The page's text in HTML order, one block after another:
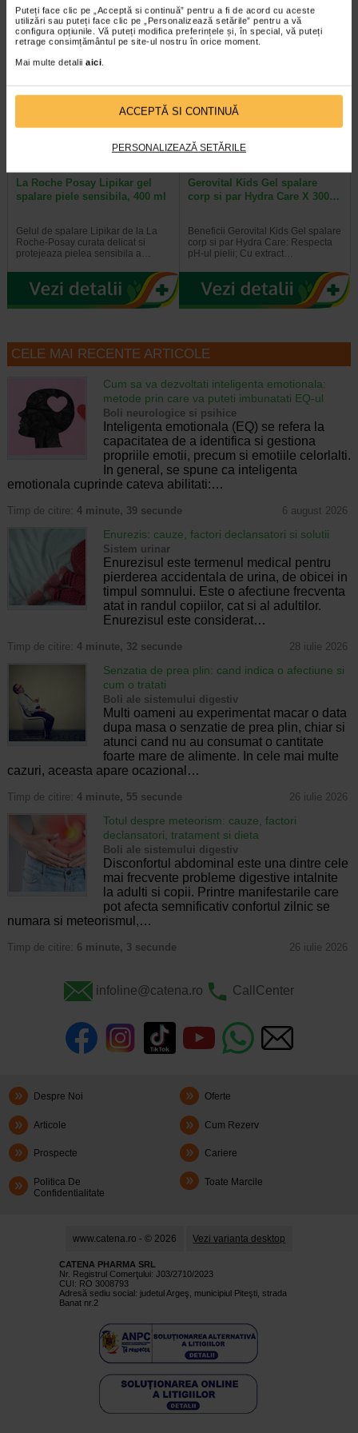
Puteți face clic pe „Acceptă si continuă” pentru a fi de acord cu aceste
utilizări sau puteți face clic pe „Personalizează setările” pentru a vă
configura opțiunile. Vă puteți modifica preferințele și, în special, vă puteți
retrage consimțământul pe site-ul nostru în orice moment.
Mai multe detalii aici.
ACCEPTĂ SI CONTINUĂ
PERSONALIZEAZĂ SETĂRILE
-35% Preț întreg:
Preț redus: 50.77 Lei
La Roche Posay Lipikar gel
spalare piele sensibila, 400 ml
Gelul de spalare Lipikar de la La
Roche-Posay curata delicat si
protejeaza pielea sensibila a…
Gerovital Kids Gel spalare
corp si par Hydra Care X 300…
Beneficii Gerovital Kids Gel spalare
corp si par Hydra Care: Respecta
pH-ul pielii; Cu extract…
CELE MAI RECENTE ARTICOLE
Cum sa va dezvoltati inteligenta emotionala:
metode prin care va puteti imbunatati EQ-ul
Boli neurologice si psihice
Inteligenta emotionala (EQ) se refera la
capacitatea de a identifica si gestiona
propriile emotii, precum si emotiile celorlalti.
In general, se spune ca inteligenta
emotionala cuprinde cateva abilitati:…
Timp de citire: 4 minute, 39 secunde 6 august 2026
Enurezis: cauze, factori declansatori si solutii
Sistem urinar
Enurezisul este termenul medical pentru
pierderea accidentala de urina, de obicei in
timpul somnului. Este o afectiune frecventa
atat in randul copiilor, cat si al adultilor.
Enurezisul este considerat…
Timp de citire: 4 minute, 32 secunde 28 iulie 2026
Senzatia de prea plin: cand indica o afectiune si
cum o tratati
Boli ale sistemului digestiv
Multi oameni au experimentat macar o data
dupa masa o senzatie de prea plin, chiar si
atunci cand nu au consumat o cantitate
foarte mare de alimente. In cele mai multe
cazuri, aceasta apare ocazional…
Timp de citire: 4 minute, 55 secunde 26 iulie 2026
Totul despre meteorism: cauze, factori
declansatori, tratament si dieta
Boli ale sistemului digestiv
Disconfortul abdominal este una dintre cele
mai frecvente probleme digestive intalnite
la adulti si copii. Printre manifestarile care
pot afecta semnificativ confortul zilnic se
numara si meteorismul,…
Timp de citire: 6 minute, 3 secunde 26 iulie 2026
infoline@catena.ro CallCenter
Despre Noi Oferte
Articole Cum Rezerv
Prospecte Cariere
Politica De
Confidentialitate
Toate Marcile
www.catena.ro - © 2026 Vezi varianta desktop
CATENA PHARMA SRL
Nr. Registrul Comerţului: J03/2710/2023
CUI: RO 3008793
Adresă sediu social: judetul Argeş, municipiul Piteşti, strada
Banat nr.2